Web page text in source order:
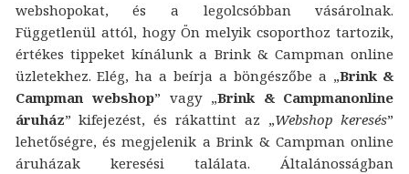
webshopokat, és a legolcsóbban vásárolnak.
Függetlenül attól, hogy Ön melyik csoporthoz tartozik,
értékes tippeket kínálunk a Brink & Campman online
üzletekhez. Elég, ha a beírja a böngészőbe a „Brink &
Campman webshop” vagy „Brink & Campmanonline
áruház” kifejezést, és rákattint az „Webshop keresés”
lehetőségre, és megjelenik a Brink & Campman online
áruházak keresési találata. Általánosságban